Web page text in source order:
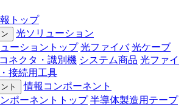
トップ
光ソリューション
ーショントップ 光ファイバ 光ケーブ
ネクタ・識別機 システム商品 光ファイ
接続用工具
ト 情報コンポーネント
ポーネントトップ 半導体製造用テープ